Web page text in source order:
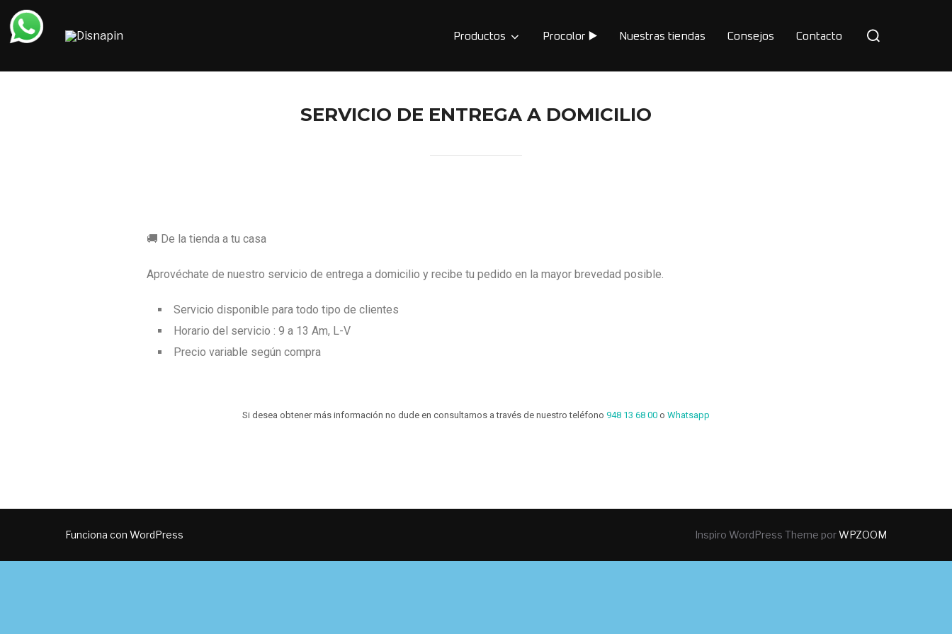
Productos Procolor ▶️ Nuestras tiendas Consejos Contacto
SERVICIO DE ENTREGA A DOMICILIO
🚚 De la tienda a tu casa
Aprovéchate de nuestro servicio de entrega a domicilio y recibe tu pedido en la mayor brevedad posible.
Servicio disponible para todo tipo de clientes
Horario del servicio : 9 a 13 Am, L-V
Precio variable según compra
Si desea obtener más información no dude en consultarnos a través de nuestro teléfono 948 13 68 00 o Whatsapp
Funciona con WordPress Inspiro WordPress Theme porWPZOOM